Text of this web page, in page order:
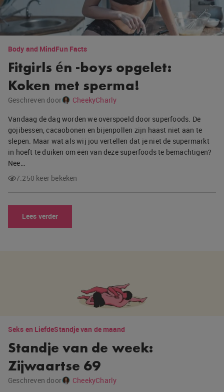
Body and MindFun Facts
Fitgirls én -boys opgelet:
Koken met sperma!
Geschreven door
CheekyCharly
Vandaag de dag worden we overspoeld door superfoods. De
gojibessen, cacaobonen en bijenpollen zijn haast niet aan te
slepen. Maar wat als wij jou vertellen dat je niet de supermarkt
in hoeft te duiken om één van deze superfoods te bemachtigen?
Nee…
7.250 keer bekeken
Lees verder
Seks en LiefdeStandje van de maand
Standje van de week:
Zijwaartse 69
Geschreven door
CheekyCharly